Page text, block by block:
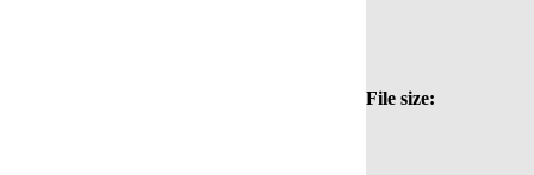
File size: